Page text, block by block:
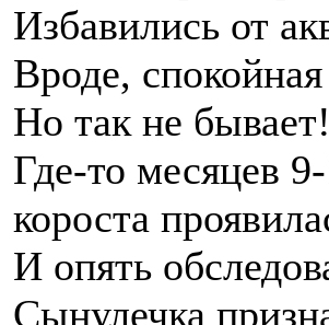
Избавились от
Вроде,
Но так не бывает!
Где-то месяцев
короста
И опять
Сынулечка